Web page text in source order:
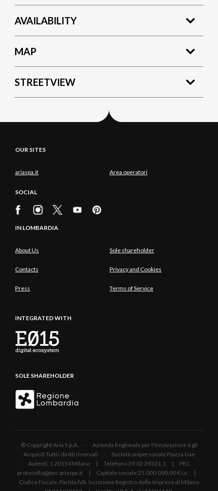
AVAILABILITY
MAP
STREETVIEW
OUR SITES
ariaspa.it Area operatori
SOCIAL
IN LOMBARDIA
About Us Sole shareholder
Contacts Privacy and Cookies
Press Terms of Service
INTEGRATED WITH
SOLE SHAREHOLDER
© Copyright Aria S.p.A. - Azienda Regionale per l'Innovazione e gli
Acquisti Tutti i diritti riservati - Società unipersonale Piazza Gae
Aulenti, 1 20154 Milano | Telefono 39.02 39331.1 | PEC
protocollo@pec.ariaspa.it | Capitale sociale 25.000.000,00 € i.v. |
Codice Fiscale, Partita IVA, Iscrizione Registro delle Imprese di Milano